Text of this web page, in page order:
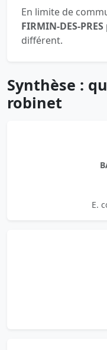
En limite de
FIRMIN-DES-PRES
différent.
Synthèse :
robinet
E.